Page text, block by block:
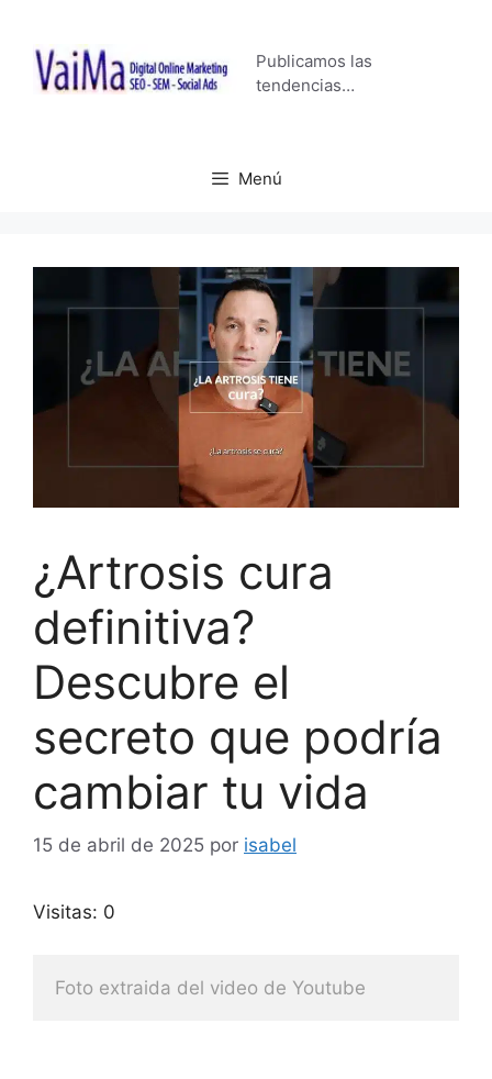
contenido
Publicamos las
tendencias…
Menú
¿Artrosis cura
definitiva?
Descubre el
secreto que podría
cambiar tu vida
15 de abril de 2025 por isabel
Visitas: 0
Foto extraida del video de Youtube